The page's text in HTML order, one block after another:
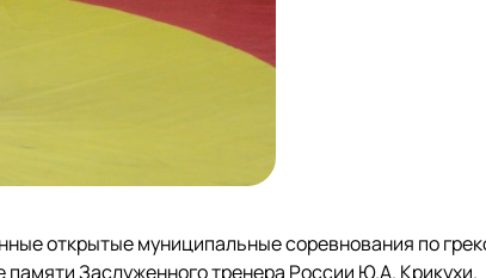
открытые муниципальные соревнования по
Заслуженного тренера России Ю.А. Крикухи.